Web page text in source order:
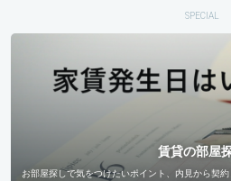
SPECIAL
賃貸の部屋
お部屋探しで気をつけたいポイント、内見から契